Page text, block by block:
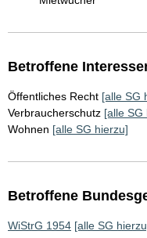
Betroffene
Öffentliches Recht [alle SG
Verbraucherschutz [alle SG
Wohnen [alle SG hierzu]
Betroffene
WiStrG 1954 [alle SG